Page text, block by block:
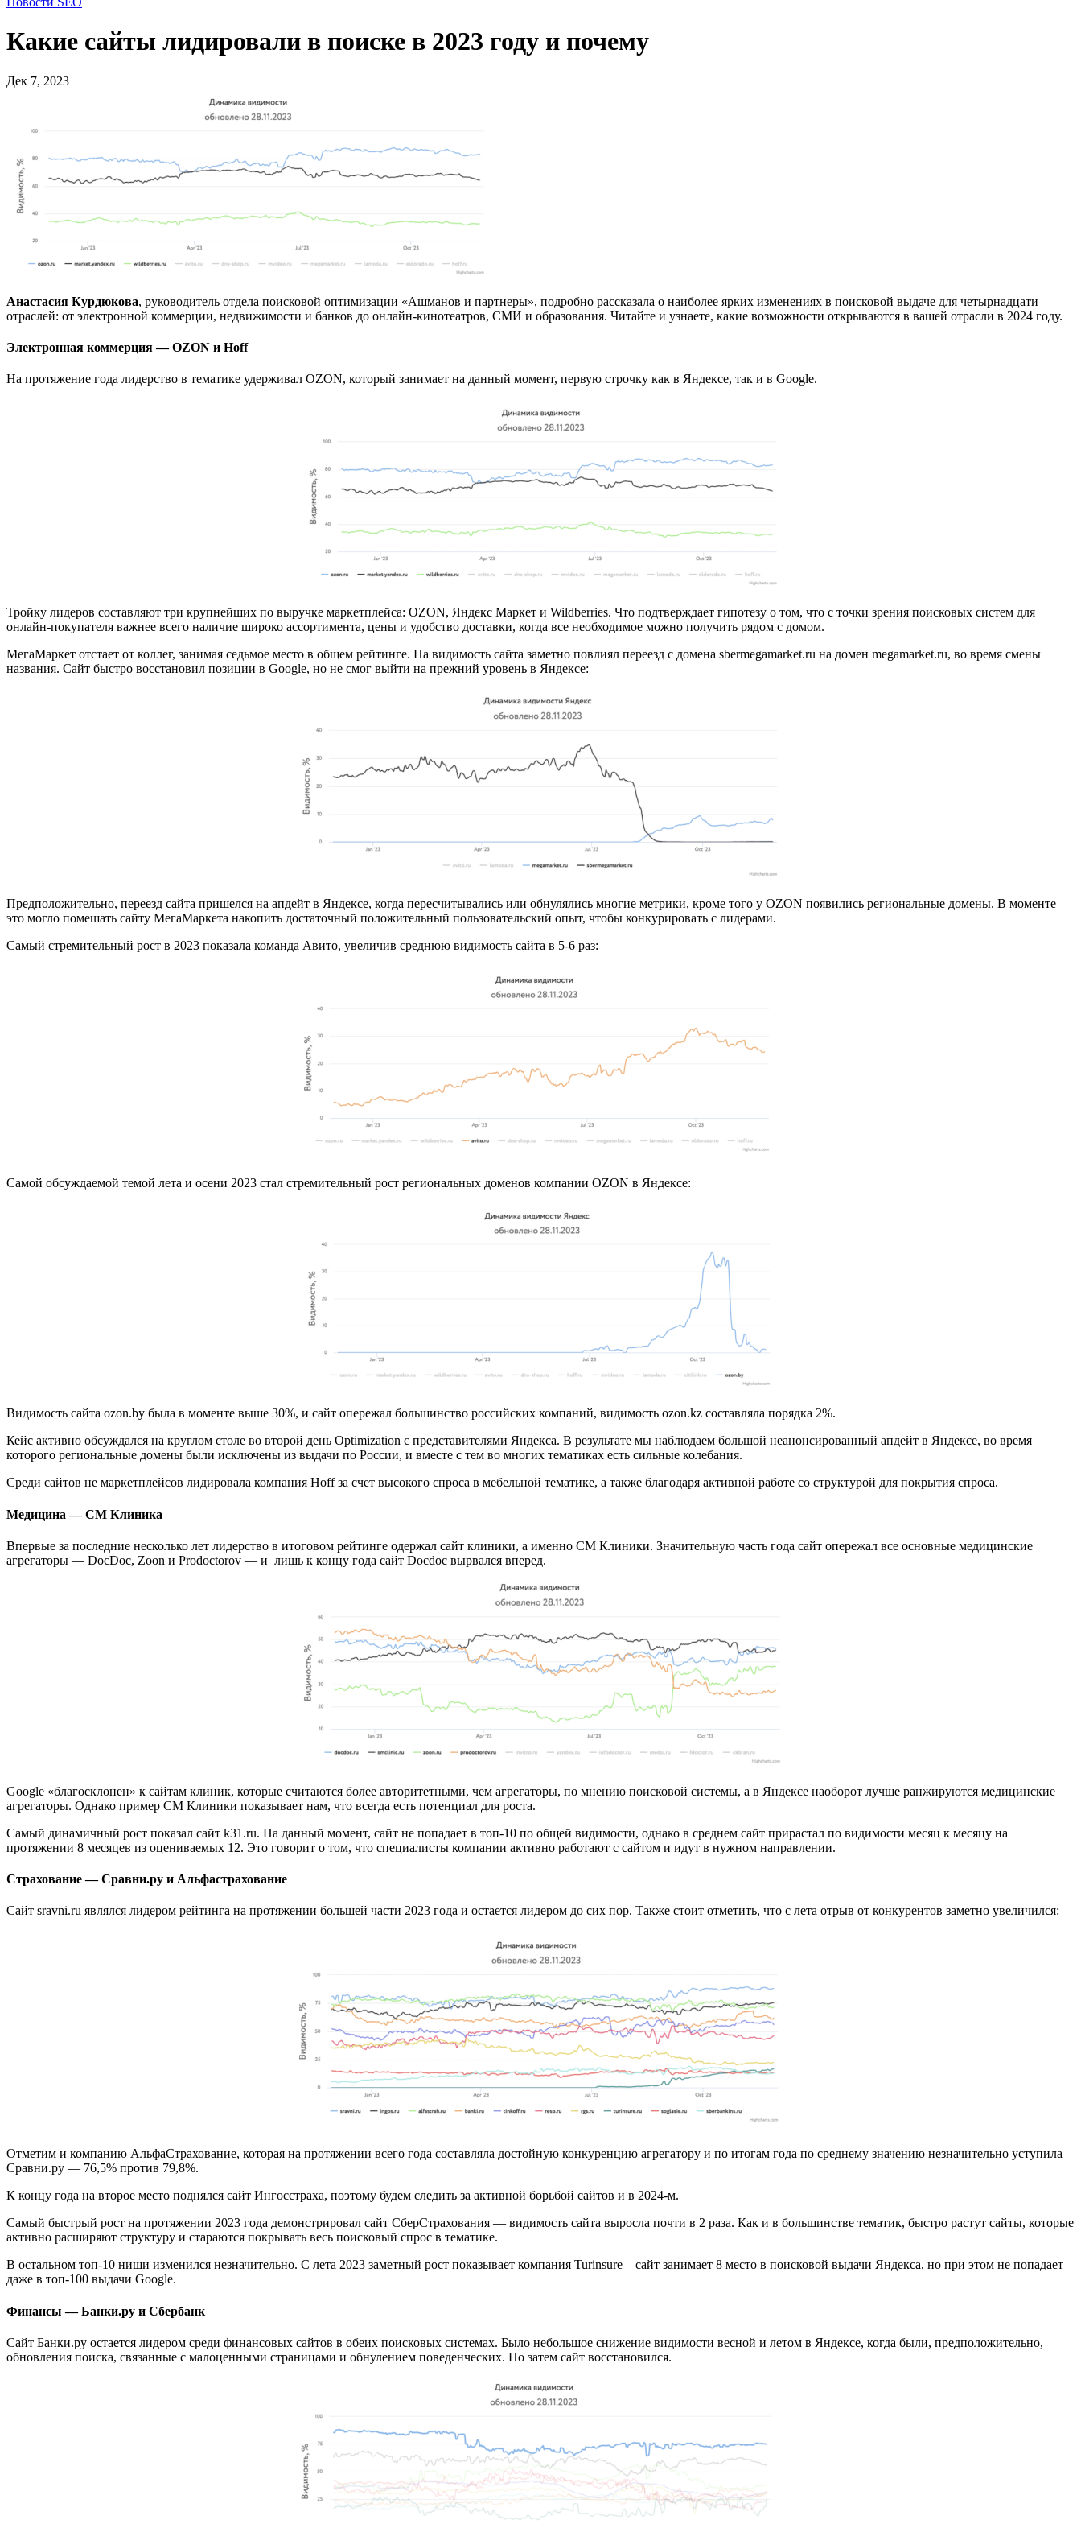
Какие сайты лидировали в поиске в 2023 году и почему
Дек 7, 2023
Анастасия Курдюкова, руководитель отдела поисковой оптимизации «Ашманов и партнеры», подробно рассказала о наиболее ярких изменениях в поисковой выдаче для четырнадцати
отраслей: от электронной коммерции, недвижимости и банков до онлайн-кинотеатров, СМИ и образования. Читайте и узнаете, какие возможности открываются в вашей отрасли в 2024 году.
Электронная коммерция — OZON и Hoff
На протяжение года лидерство в тематике удерживал OZON, который занимает на данный момент, первую строчку как в Яндексе, так и в Google.
Тройку лидеров составляют три крупнейших по выручке маркетплейса: OZON, Яндекс Маркет и Wildberries. Что подтверждает гипотезу о том, что с точки зрения поисковых систем для
онлайн-покупателя важнее всего наличие широко ассортимента, цены и удобство доставки, когда все необходимое можно получить рядом с домом.
МегаМаркет отстает от коллег, занимая седьмое место в общем рейтинге. На видимость сайта заметно повлиял переезд с домена sbermegamarket.ru на домен megamarket.ru, во время смены
названия. Сайт быстро восстановил позиции в Google, но не смог выйти на прежний уровень в Яндексе:
Предположительно, переезд сайта пришелся на апдейт в Яндексе, когда пересчитывались или обнулялись многие метрики, кроме того у OZON появились региональные домены. В моменте
это могло помешать сайту МегаМаркета накопить достаточный положительный пользовательский опыт, чтобы конкурировать с лидерами.
Самый стремительный рост в 2023 показала команда Авито, увеличив среднюю видимость сайта в 5-6 раз:
Самой обсуждаемой темой лета и осени 2023 стал стремительный рост региональных доменов компании OZON в Яндексе:
Видимость сайта ozon.by была в моменте выше 30%, и сайт опережал большинство российских компаний, видимость ozon.kz составляла порядка 2%.
Кейс активно обсуждался на круглом столе во второй день Optimization с представителями Яндекса. В результате мы наблюдаем большой неанонсированный апдейт в Яндексе, во время
которого региональные домены были исключены из выдачи по России, и вместе с тем во многих тематиках есть сильные колебания.
Среди сайтов не маркетплейсов лидировала компания Hoff за счет высокого спроса в мебельной тематике, а также благодаря активной работе со структурой для покрытия спроса.
Медицина — СМ Клиника
Впервые за последние несколько лет лидерство в итоговом рейтинге одержал сайт клиники, а именно CМ Клиники. Значительную часть года сайт опережал все основные медицинские
агрегаторы ― DocDoc, Zoon и Prodoctorov ― и лишь к концу года сайт Docdoc вырвался вперед.
Google «благосклонен» к сайтам клиник, которые считаются более авторитетными, чем агрегаторы, по мнению поисковой системы, а в Яндексе наоборот лучше ранжируются медицинские
агрегаторы. Однако пример СМ Клиники показывает нам, что всегда есть потенциал для роста.
Самый динамичный рост показал сайт k31.ru. На данный момент, сайт не попадает в топ-10 по общей видимости, однако в среднем сайт прирастал по видимости месяц к месяцу на
протяжении 8 месяцев из оцениваемых 12. Это говорит о том, что специалисты компании активно работают с сайтом и идут в нужном направлении.
Страхование — Сравни.ру и Альфастрахование
Сайт sravni.ru являлся лидером рейтинга на протяжении большей части 2023 года и остается лидером до сих пор. Также стоит отметить, что с лета отрыв от конкурентов заметно увеличился:
Отметим и компанию АльфаСтрахование, которая на протяжении всего года составляла достойную конкуренцию агрегатору и по итогам года по среднему значению незначительно уступила
Сравни.ру — 76,5% против 79,8%.
К концу года на второе место поднялся сайт Ингосстраха, поэтому будем следить за активной борьбой сайтов и в 2024-м.
Самый быстрый рост на протяжении 2023 года демонстрировал сайт СберСтрахования ― видимость сайта выросла почти в 2 раза. Как и в большинстве тематик, быстро растут сайты, которые
активно расширяют структуру и стараются покрывать весь поисковый спрос в тематике.
В остальном топ-10 ниши изменился незначительно. С лета 2023 заметный рост показывает компания Turinsure – сайт занимает 8 место в поисковой выдачи Яндекса, но при этом не попадает
даже в топ-100 выдачи Google.
Финансы — Банки.ру и Сбербанк
Сайт Банки.ру остается лидером среди финансовых сайтов в обеих поисковых системах. Было небольшое снижение видимости весной и летом в Яндексе, когда были, предположительно,
обновления поиска, связанные с малоценными страницами и обнулением поведенческих. Но затем сайт восстановился.